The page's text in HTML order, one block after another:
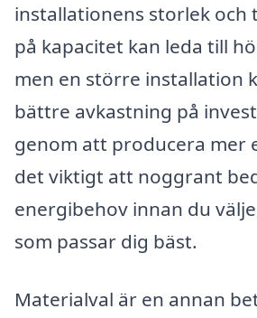
installationens storlek och
på kapacitet kan leda till
men en större installation
bättre avkastning på
genom att producera mer
det viktigt att noggrant
energibehov innan du
som passar dig bäst.
Materialval är en annan